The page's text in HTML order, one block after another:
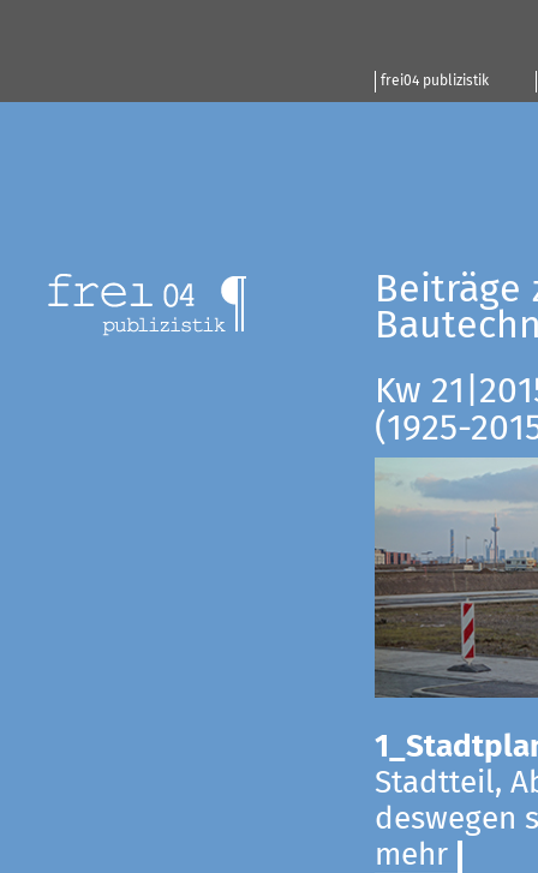
frei04 publizistik
Beiträge
Kw
(1925-
Stadtteil,
deswegen
mehr